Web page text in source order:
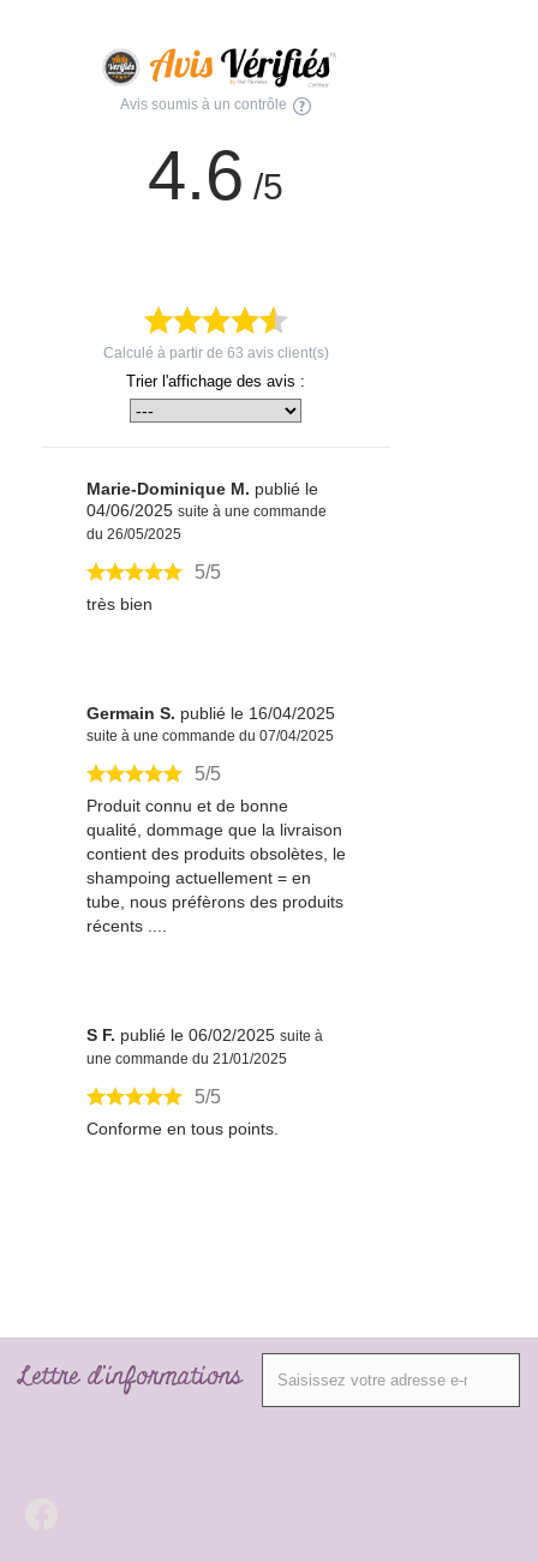
Avis soumis à un contrôle
4.6 /5
Calculé à partir de 63 avis client(s)
Trier l'affichage des avis :
Marie-Dominique M. publié le
04/06/2025 suite à une commande
du 26/05/2025
5/5
très bien
Germain S. publié le 16/04/2025
suite à une commande du 07/04/2025
5/5
Produit connu et de bonne
qualité, dommage que la livraison
contient des produits obsolètes, le
shampoing actuellement = en
tube, nous préfèrons des produits
récents ....
S F. publié le 06/02/2025 suite à
une commande du 21/01/2025
5/5
Conforme en tous points.
Lettre d'informations